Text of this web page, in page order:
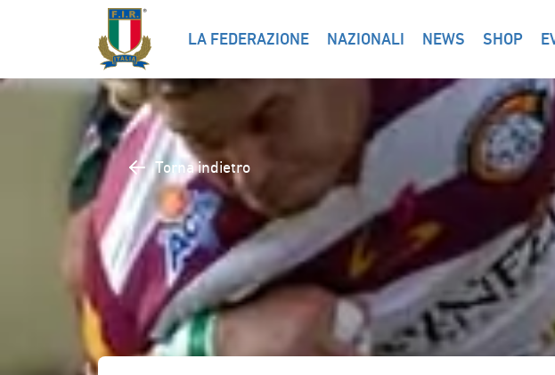
LA FEDERAZIONE NAZIONALI NEWS SHOP
Torna indietro